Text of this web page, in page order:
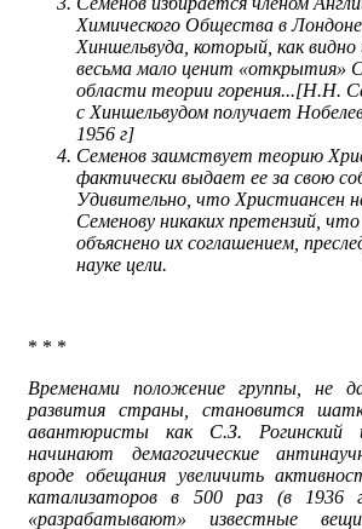
Химического Общества в
Хиншельвуда, который, как видно
весьма мало ценит «открытия»
области теории горения...[Н.Н.
с Хиншельвудом получает
1956 г]
Семенов заимствует теорию
фактически выдает ее за свою
Удивительно, что Христиансен
Семенову никаких претензий,
объяснено их соглашением,
науке цели.
* * *
Временами положение группы, не
развития страны, становится
авантюристы как С.З. Рогинский
начинают демагогические
вроде обещания увеличить
катализаторов в 500 раз (в 1936
«разрабатывают» известные